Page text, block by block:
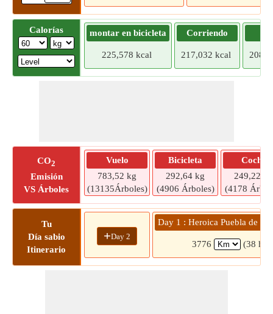
Calorías montar en bicicleta
225,578 kcal
Corriendo
217,032 kcal
CO2
Emisión
VS Árboles
Vuelo
783,52 kg
(13135Árboles)
Bicicleta
292,64 kg
(4906 Árboles)
Coche
249,22 kg
(4178
Tu
Día sabio
Itinerario
+Day 2
Day 1 : Heroica Puebla de
3776 (38 hrs